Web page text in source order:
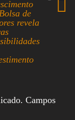
de
revela
Campos